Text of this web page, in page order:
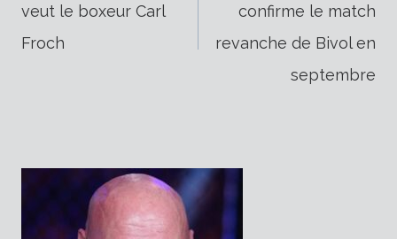
de
veut le boxeur Carl
Froch
confirme le match
revanche de Bivol en
septembre